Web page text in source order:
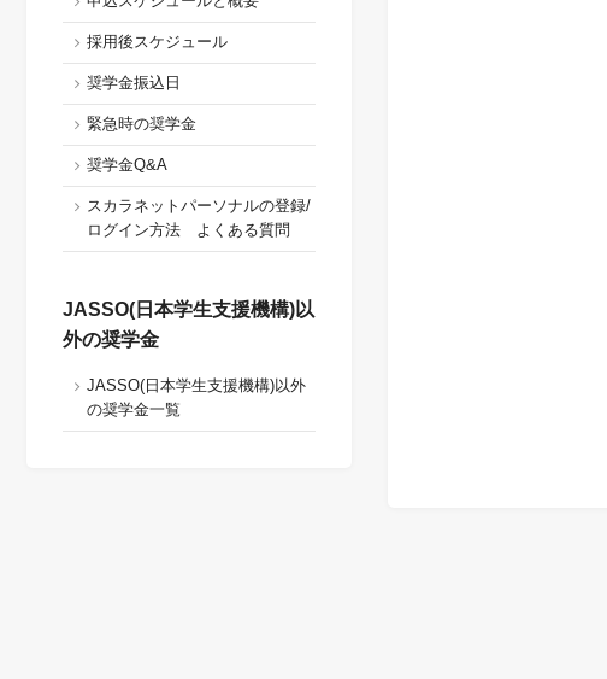
採用後スケジュール
奨学金振込日
緊急時の奨学金
奨学金Q&A
スカラネットパーソナルの登録/
ログイン方法 よくある質問
JASSO(日本学生支援機構)以
外の奨学金
JASSO(日本学生支援機構)以外
の奨学金一覧